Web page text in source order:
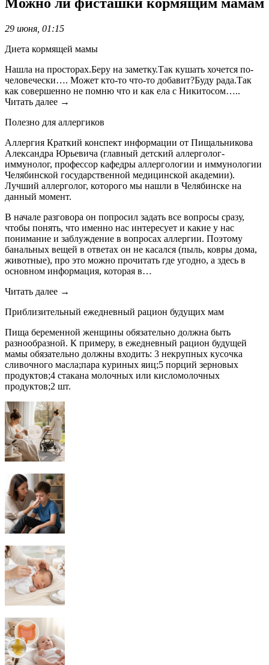
29 июня, 01:15
Диета кормящей мамы
Нашла на просторах.Беру на заметку.Так кушать хочется по-
человечески…. Может кто-то что-то добавит?Буду рада.Так
как совершенно не помню что и как ела с Никитосом…..
Читать далее →
Полезно для аллергиков
Аллергия Краткий конспект информации от Пищальникова
Александра Юрьевича (главный детский аллерголог-
иммунолог, профессор кафедры аллергологии и иммунологии
Челябинской государственной медицинской академии).
Лучший аллерголог, которого мы нашли в Челябинске на
данный момент.
В начале разговора он попросил задать все вопросы сразу,
чтобы понять, что именно нас интересует и какие у нас
понимание и заблуждение в вопросах аллергии. Поэтому
банальных вещей в ответах он не касался (пыль, ковры дома,
животные), про это можно прочитать где угодно, а здесь в
основном информация, которая в…
Читать далее →
Приблизительный ежедневный рацион будущих мам
Пища беременной женщины обязательно должна быть
разнообразной. К примеру, в ежедневный рацион будущей
мамы обязательно должны входить: 3 некрупных кусочка
сливочного масла;пара куриных яиц;5 порций зерновых
продуктов;4 стакана молочных или кисломолочных
продуктов;2 шт.